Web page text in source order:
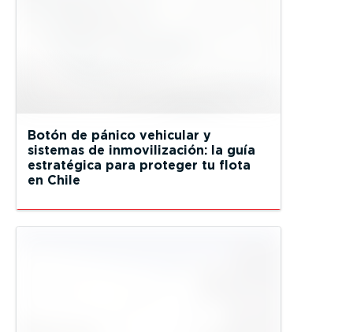
Botón de pánico vehicular y
sistemas de inmovilización: la guía
estratégica para proteger tu flota
en Chile